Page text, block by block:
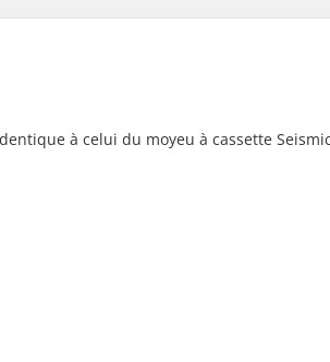
à celui du moyeu à cassette